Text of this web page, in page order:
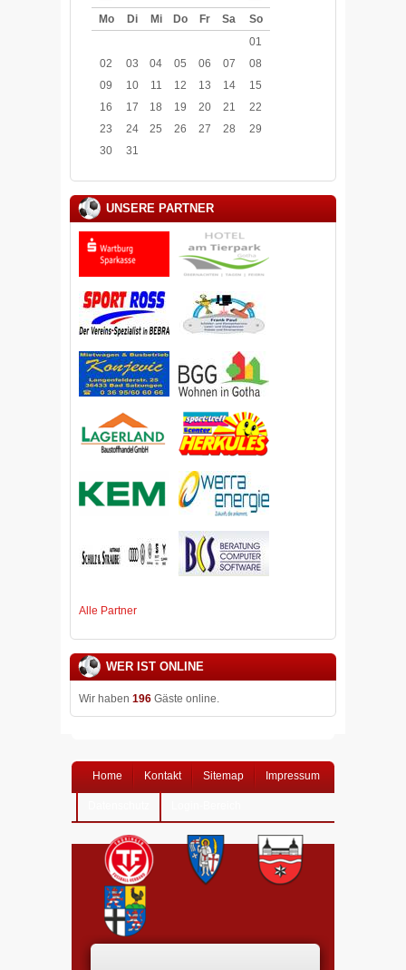
Mo Di Mi Do Fr Sa
So
01
02
03 04 05 06 07
08
09
10 11 12 13 14
15
16
17 18 19 20 21
22
23
24 25 26 27 28
29
30
31
UNSERE PARTNER
Alle Partner
WER IST ONLINE
Wir haben 196 Gäste online.
Home Kontakt Sitemap Impressum